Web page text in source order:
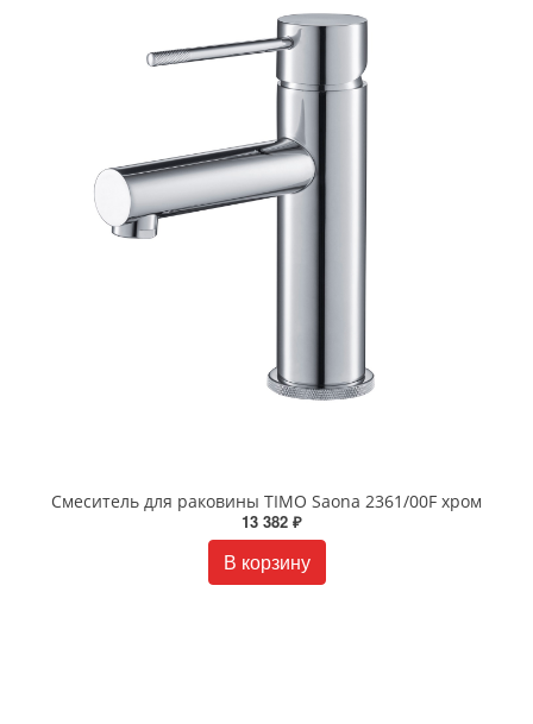
Смеситель для раковины TIMO Saona 2361/00F хром
13 382 ₽
В корзину